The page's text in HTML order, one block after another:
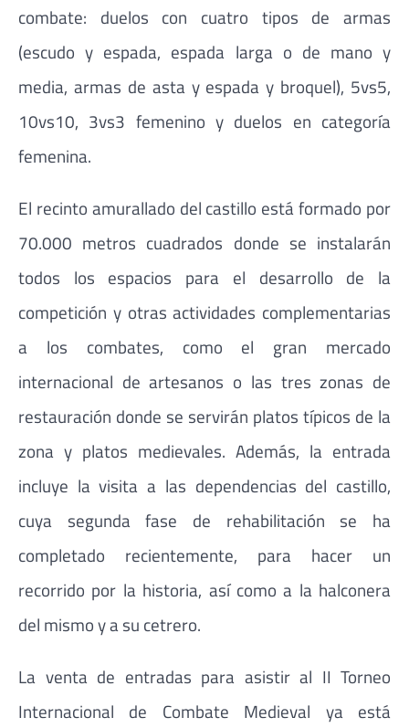
combate: duelos con cuatro tipos de armas
(escudo y espada, espada larga o de mano y
media, armas de asta y espada y broquel), 5vs5,
10vs10, 3vs3 femenino y duelos en categoría
femenina.
El recinto amurallado del castillo está formado por
70.000 metros cuadrados donde se instalarán
todos los espacios para el desarrollo de la
competición y otras actividades complementarias
a los combates, como el gran mercado
internacional de artesanos o las tres zonas de
restauración donde se servirán platos típicos de la
zona y platos medievales. Además, la entrada
incluye la visita a las dependencias del castillo,
cuya segunda fase de rehabilitación se ha
completado recientemente, para hacer un
recorrido por la historia, así como a la halconera
del mismo y a su cetrero.
La venta de entradas para asistir al II Torneo
Internacional de Combate Medieval ya está